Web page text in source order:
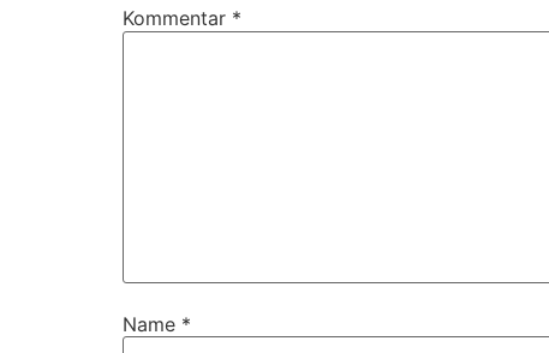
Kommentar *
Name *